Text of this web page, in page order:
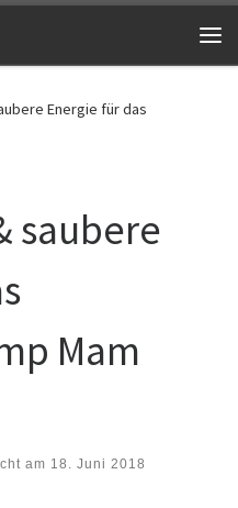
Energie für das
saubere
Mam
am 18. Juni 2018